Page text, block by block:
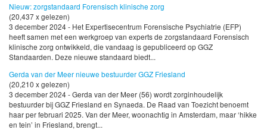
Nieuw: zorgstandaard Forensisch klinische zorg
(20,437 x gelezen)
3 december 2024 - Het Expertisecentrum Forensische Psychiatrie (EFP)
heeft samen met een werkgroep van experts de zorgstandaard Forensisch
klinische zorg ontwikkeld, die vandaag is gepubliceerd op GGZ
Standaarden. Deze nieuwe standaard biedt...
Gerda van der Meer nieuwe bestuurder GGZ Friesland
(20,210 x gelezen)
3 december 2024 - Gerda van der Meer (56) wordt zorginhoudelijk
bestuurder bij GGZ Friesland en Synaeda. De Raad van Toezicht benoemt
haar per februari 2025. Van der Meer, woonachtig in Amsterdam, maar ‘hikke
en tein’ in Friesland, brengt...